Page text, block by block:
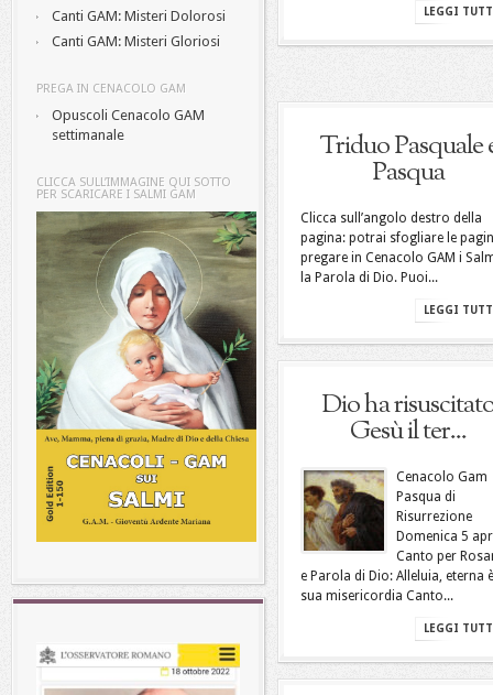
Canti GAM: Misteri Dolorosi
Canti GAM: Misteri Gloriosi
PREGA IN CENACOLO GAM
Opuscoli Cenacolo GAM
settimanale
CLICCA SULL’IMMAGINE QUI SOTTO
PER SCARICARE I SALMI GAM
LEGGI
Triduo Pasquale
Pasqua
Clicca sull’angolo destro della
pagina: potrai sfogliare le
pregare in Cenacolo GAM i
la Parola di Dio. Puoi...
LEGGI
Dio ha
Gesù il ter...
Cenacolo Gam
Pasqua di
Risurrezione
Domenica 5
Canto per
e Parola di Dio: Alleluia, eterna
sua misericordia Canto...
LEGGI